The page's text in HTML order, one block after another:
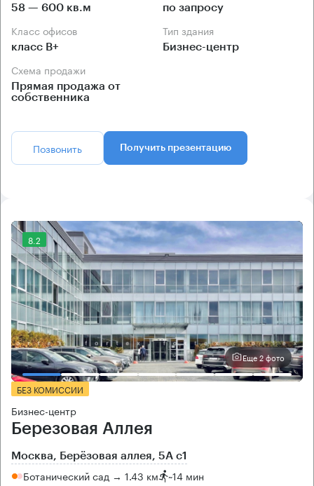
58 — 600 кв.м по запросу
Класс офисов
класс B+
Тип здания
Бизнес-центр
Схема продажи
Прямая продажа от
собственника
Позвонить Получить презентацию
8.2
Еще 2 фото
БЕЗ КОМИССИИ
Бизнес-центр
Березовая Аллея
Москва, Берёзовая аллея, 5А с1
Ботанический сад → 1.43 км ~14 мин